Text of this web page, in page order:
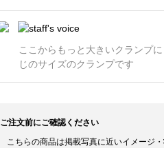
ここからもっと大きいクランプ
じのサイズのクランプです
ご注文前にご確認ください
こちらの商品は掲載写真に近いイメージ